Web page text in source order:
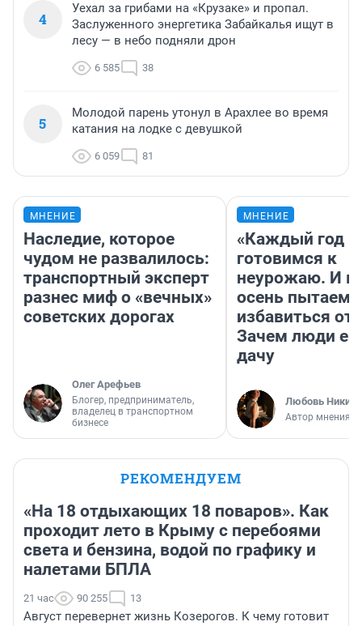
4
Уехал за грибами на «Крузаке» и пропал.
Заслуженного энергетика Забайкалья ищут в
лесу — в небо подняли дрон
6 585 38
5
Молодой парень утонул в Арахлее во время
катания на лодке с девушкой
6 059 81
МНЕНИЕ
Наследие, которое
чудом не развалилось:
транспортный эксперт
разнес миф о «вечных»
советских дорогах
Олег Арефьев
Блогер, предприниматель,
владелец в транспортном
бизнесе
МНЕНИЕ
«Каждый год
готовимся к
неурожаю. И
осень
избавиться от
Зачем люди
дачу
Любовь
Автор мнения
РЕКОМЕНДУЕМ
«На 18 отдыхающих 18 поваров». Как
проходит лето в Крыму с перебоями
света и бензина, водой по графику и
налетами БПЛА
21 час 90 255 13
Август перевернет жизнь Козерогов. К чему готовит